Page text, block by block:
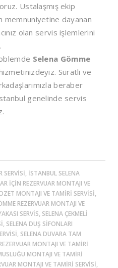
Ustalaşmış ekip
memnuniyetine dayanan
olan servis işlemlerini
Selena Gömme
Süratli ve
beraber
genelinde servis
SERVISI, ISTANBUL SELENA
IÇIN REZERVUAR MONTAJI VE
MONTAJI VE TAMIRI SERVISI,
REZERVUAR MONTAJI VE
SERVIS, SELENA ÇEKMELI
SELENA DUŞ SIFONLARI
SELENA DUVARA TAM
MONTAJI VE TAMIRI
MONTAJI VE TAMIRI
MONTAJI VE TAMIRI SERVISI,